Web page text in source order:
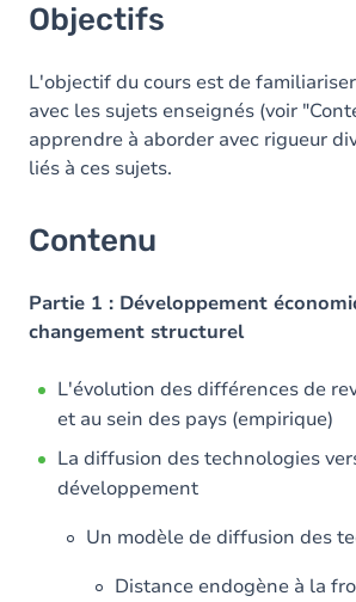
Objectifs
L'objectif du cours est de
avec les sujets enseignés (voir
apprendre à aborder avec rigueur
liés à ces sujets.
Contenu
Partie 1 : Développement
changement structurel
L'évolution des différences de
et au sein des pays (empirique)
La diffusion des technologies
développement
Un modèle de diffusion des
Distance endogène à la